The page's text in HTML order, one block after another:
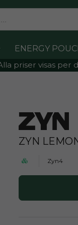
ENERGY
priser visas per
ZYN
Zyn4